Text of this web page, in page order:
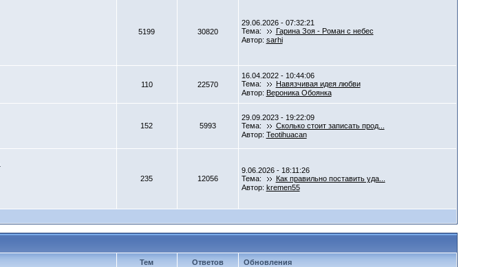
5199 30820
29.06.2026 - 07:32:21
Тема:
Гарина Зоя - Роман с небес
Автор: sarhi
110 22570
16.04.2022 - 10:44:06
Тема:
Навязчивая идея любви
Автор: Вероника Обоянка
152 5993
29.09.2023 - 19:22:09
Тема:
Сколько стоит записать прод...
Автор: Teotihuacan
235 12056
9.06.2026 - 18:11:26
Тема:
Как правильно поставить уда...
Автор: kremen55
Тем Ответов
Обновления